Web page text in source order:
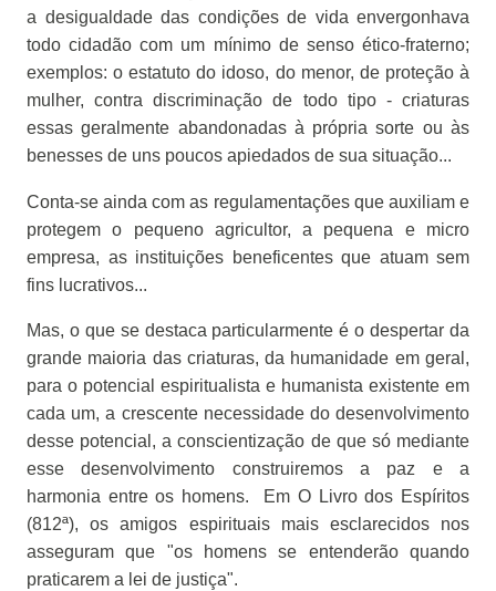
a desigualdade das condições de vida envergonhava
todo cidadão com um mínimo de senso ético-fraterno;
exemplos: o estatuto do idoso, do menor, de proteção à
mulher, contra discriminação de todo tipo - criaturas
essas geralmente abandonadas à própria sorte ou às
benesses de uns poucos apiedados de sua situação...
Conta-se ainda com as regulamentações que auxiliam e
protegem o pequeno agricultor, a pequena e micro
empresa, as instituições beneficentes que atuam sem
fins lucrativos...
Mas, o que se destaca particularmente é o despertar da
grande maioria das criaturas, da humanidade em geral,
para o potencial espiritualista e humanista existente em
cada um, a crescente necessidade do desenvolvimento
desse potencial, a conscientização de que só mediante
esse desenvolvimento construiremos a paz e a
harmonia entre os homens.
Em O Livro dos Espíritos
(812ª), os amigos espirituais mais esclarecidos nos
asseguram que "os homens se entenderão quando
praticarem a lei de justiça".